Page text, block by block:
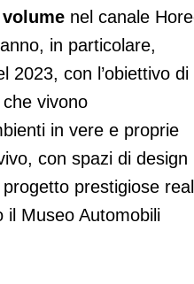
nel canale
in particolare,
2023, con l’obiettivo di
vivono
in vere e proprie
con spazi di design
prestigiose
il Museo Automobili